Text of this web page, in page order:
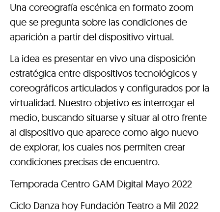
Una coreografía escénica en formato zoom
que se pregunta sobre las condiciones de
aparición a partir del dispositivo virtual.
La idea es presentar en vivo una disposición
estratégica entre dispositivos tecnológicos y
coreográficos articulados y configurados por la
virtualidad. Nuestro objetivo es interrogar el
medio, buscando situarse y situar al otro frente
al dispositivo que aparece como algo nuevo
de explorar, los cuales nos permiten crear
condiciones precisas de encuentro.
Temporada Centro GAM Digital Mayo 2022
Ciclo Danza hoy Fundación Teatro a Mil 2022